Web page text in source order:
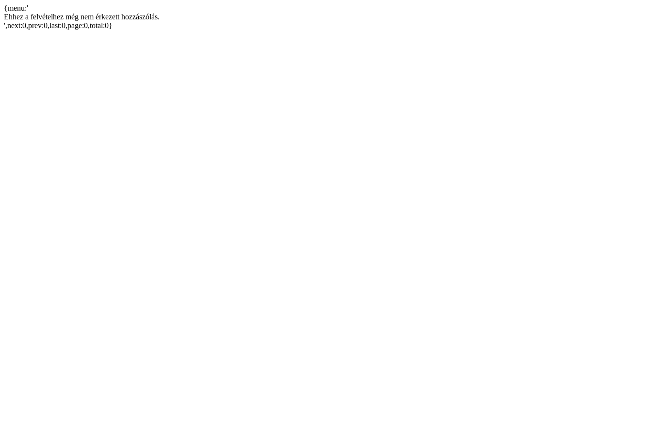
{menu:'
Ehhez a felvételhez még nem érkezett hozzászólás.
',next:0,prev:0,last:0,page:0,total:0}